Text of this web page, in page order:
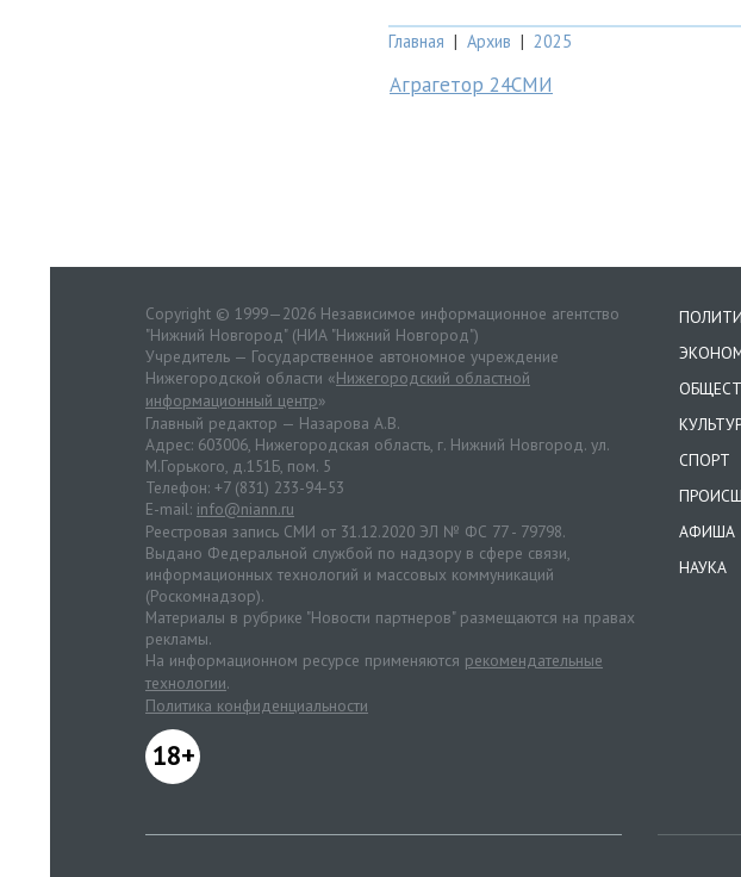
Главная | Архив | 2025
Аграгетор 24СМИ
Copyright © 1999—2026 Независимое информационное агентство
"Нижний Новгород" (НИА "Нижний Новгород")
Учредитель — Государственное автономное учреждение
Нижегородской области «Нижегородский областной
информационный центр»
Главный редактор — Назарова А.В.
Адрес: 603006, Нижегородская область, г. Нижний Новгород. ул.
М.Горького, д.151Б, пом. 5
Телефон: +7 (831) 233-94-53
E-mail: info@niann.ru
Реестровая запись СМИ от 31.12.2020 ЭЛ № ФС 77 - 79798.
Выдано Федеральной службой по надзору в сфере связи,
информационных технологий и массовых коммуникаций
(Роскомнадзор).
Материалы в рубрике "Новости партнеров" размещаются на правах
рекламы.
На информационном ресурсе применяются рекомендательные
технологии.
Политика конфиденциальности
18+
СПОРТ
АФИША
НАУКА